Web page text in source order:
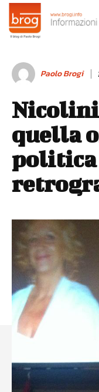
Paolo Brogi
Nicolini
quella